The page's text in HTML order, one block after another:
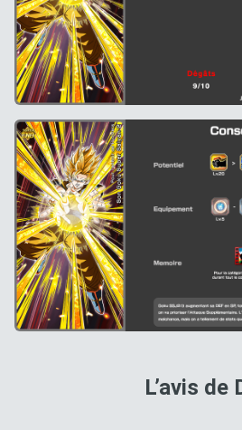
L’avis de